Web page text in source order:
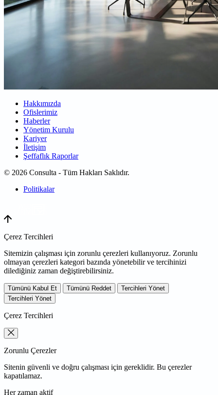
Hakkımızda
Ofislerimiz
Haberler
Yönetim Kurulu
Kariyer
İletişim
Şeffaflık Raporlar
© 2026 Consulta - Tüm Hakları Saklıdır.
Politikalar
Çerez Tercihleri
Sitemizin çalışması için zorunlu çerezleri kullanıyoruz. Zorunlu
olmayan çerezleri kategori bazında yönetebilir ve tercihinizi
dilediğiniz zaman değiştirebilirsiniz.
Tümünü Kabul Et Tümünü Reddet
Tercihleri Yönet
Tercihleri Yönet
Çerez Tercihleri
Zorunlu Çerezler
Sitenin güvenli ve doğru çalışması için gereklidir. Bu çerezler
kapatılamaz.
Her zaman aktif